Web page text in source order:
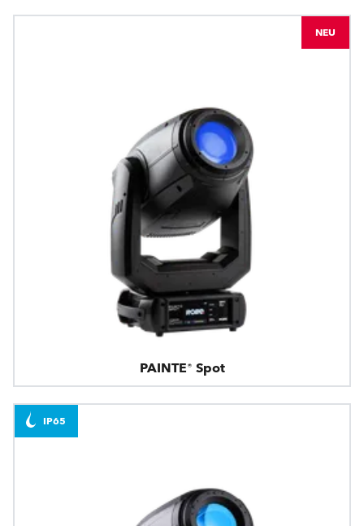
PAINTE® Spot
NEU
IP65